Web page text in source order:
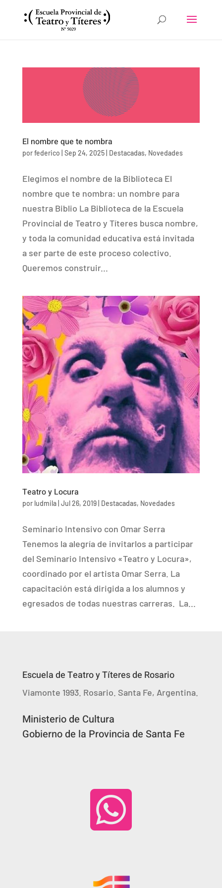
El nombre que te nombra
porfederico Sep 24, 2025| Destacadas, Novedades
Elegimos el nombre de la Biblioteca El
nombre que te nombra: un nombre para
nuestra Biblio La Biblioteca de la Escuela
Provincial de Teatro y Títeres busca nombre,
y toda la comunidad educativa está invitada
a ser parte de este proceso colectivo.
Queremos construir...
Teatro y Locura
por ludmila| Jul 26, 2019| Destacadas, Novedades
Seminario Intensivo con Omar Serra
Tenemos la alegría de invitarlos a participar
del Seminario Intensivo «Teatro y Locura»,
coordinado por el artista Omar Serra. La
capacitación está dirigida a los alumnos y
egresados de todas nuestras carreras. La...
Escuela de Teatro y Títeres de Rosario
Viamonte 1993. Rosario. Santa Fe, Argentina.
Ministerio de Cultura
Gobierno de la Provincia de Santa Fe
